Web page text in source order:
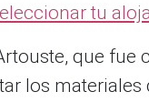
tu
que fue
los